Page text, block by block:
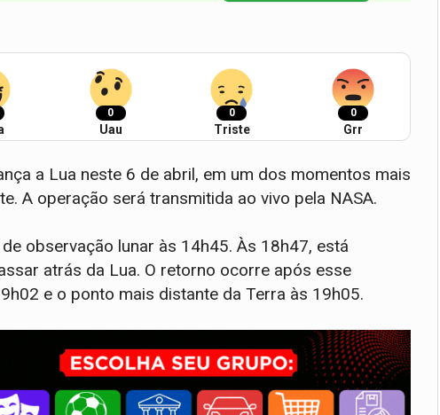
0
Uau
0
Triste
0
Grr
a Lua neste 6 de abril, em um dos momentos mais
A operação será transmitida ao vivo pela NASA.
observação lunar às 14h45. Às 18h47, está
atrás da Lua. O retorno ocorre após esse
e o ponto mais distante da Terra às 19h05.